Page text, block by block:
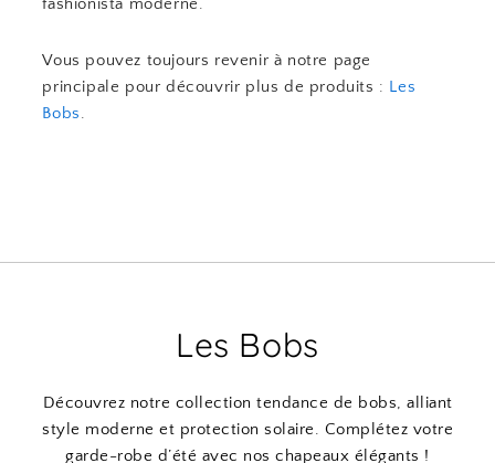
fashionista moderne.
Vous pouvez toujours revenir à notre page
principale pour découvrir plus de produits : Les
Bobs.
Les Bobs
Découvrez notre collection tendance de bobs, alliant
style moderne et protection solaire. Complétez votre
garde-robe d’été avec nos chapeaux élégants !